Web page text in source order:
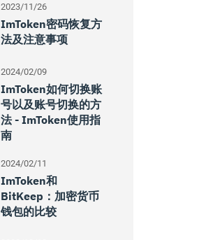
2023/11/26
ImToken密码恢复方
法及注意事项
2024/02/09
ImToken如何切换账
号以及账号切换的方
法 - ImToken使用指
南
2024/02/11
ImToken和
BitKeep：加密货币
钱包的比较